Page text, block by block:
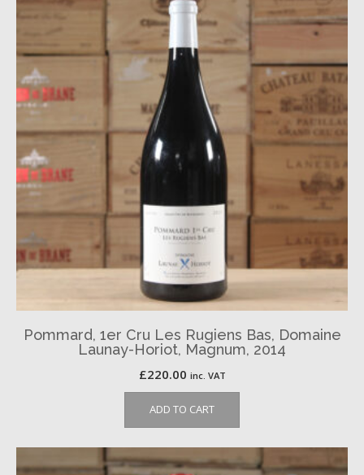
Pommard, 1er Cru Les Rugiens Bas, Domaine
Launay-Horiot, Magnum, 2014
£220.00 inc. VAT
ADD TO CART